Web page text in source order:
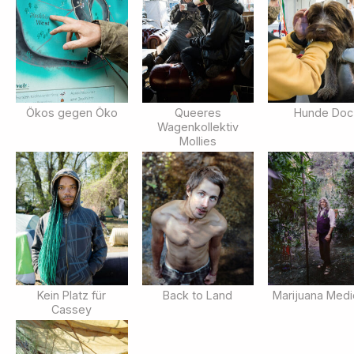
Ökos gegen Öko
Queeres
Wagenkollektiv
Mollies
Hunde Doc
Kein Platz für
Cassey
Back to Land Marijuana